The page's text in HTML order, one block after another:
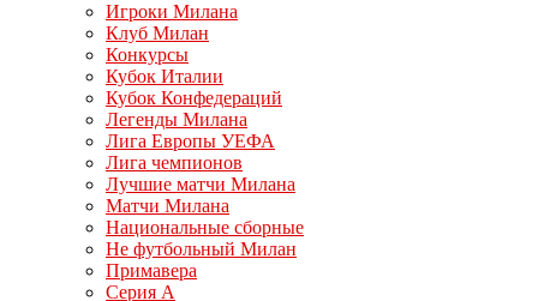
Игроки Милана
Клуб Милан
Конкурсы
Кубок Италии
Кубок Конфедераций
Легенды Милана
Лига Европы УЕФА
Лига чемпионов
Лучшие матчи Милана
Матчи Милана
Национальные сборные
Не футбольный Милан
Примавера
Серия А